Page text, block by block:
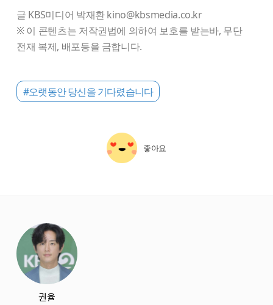
글 KBS미디어 박재환 kino@kbsmedia.co.kr
※ 이 콘텐츠는 저작권법에 의하여 보호를 받는바, 무단
전재 복제, 배포등을 금합니다.
#오랫동안 당신을 기다렸습니다
좋아요
권율